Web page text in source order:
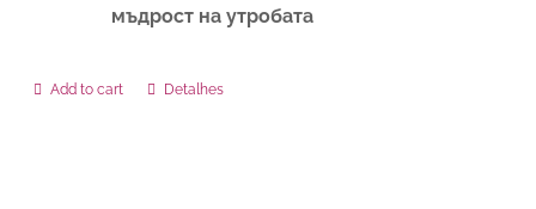
мъдрост на утробата
Add to cart Detalhes